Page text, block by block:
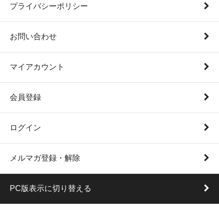
プライバシーポリシー
お問い合わせ
マイアカウント
会員登録
ログイン
メルマガ登録・解除
PC版表示に切り替える